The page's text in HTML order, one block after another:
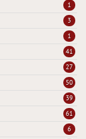
1
3
1
41
27
50
39
61
6